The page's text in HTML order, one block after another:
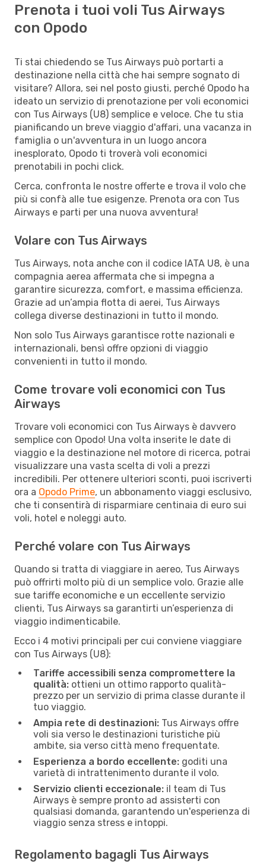
Prenota i tuoi voli Tus Airways
con Opodo
Ti stai chiedendo se Tus Airways può portarti a
destinazione nella città che hai sempre sognato di
visitare? Allora, sei nel posto giusti, perché Opodo ha
ideato un servizio di prenotazione per voli economici
con Tus Airways (U8) semplice e veloce. Che tu stia
pianificando un breve viaggio d'affari, una vacanza in
famiglia o un'avventura in un luogo ancora
inesplorato, Opodo ti troverà voli economici
prenotabili in pochi click.
Cerca, confronta le nostre offerte e trova il volo che
più si confà alle tue esigenze. Prenota ora con Tus
Airways e parti per una nuova avventura!
Volare con Tus Airways
Tus Airways, nota anche con il codice IATA U8, è una
compagnia aerea affermata che si impegna a
garantire sicurezza, comfort, e massima efficienza.
Grazie ad un’ampia flotta di aerei, Tus Airways
collega diverse destinazioni in tutto il mondo.
Non solo Tus Airways garantisce rotte nazionali e
internazionali, bensì offre opzioni di viaggio
convenienti in tutto il mondo.
Come trovare voli economici con Tus
Airways
Trovare voli economici con Tus Airways è davvero
semplice con Opodo! Una volta inserite le date di
viaggio e la destinazione nel motore di ricerca, potrai
visualizzare una vasta scelta di voli a prezzi
incredibili. Per ottenere ulteriori sconti, puoi iscriverti
ora a Opodo Prime, un abbonamento viaggi esclusivo,
che ti consentirà di risparmiare centinaia di euro sui
voli, hotel e noleggi auto.
Perché volare con Tus Airways
Quando si tratta di viaggiare in aereo, Tus Airways
può offrirti molto più di un semplice volo. Grazie alle
sue tariffe economiche e un eccellente servizio
clienti, Tus Airways sa garantirti un’esperienza di
viaggio indimenticabile.
Ecco i 4 motivi principali per cui conviene viaggiare
con Tus Airways (U8):
Tariffe accessibili senza compromettere la
qualità: ottieni un ottimo rapporto qualità-
prezzo per un servizio di prima classe durante il
tuo viaggio.
Ampia rete di destinazioni: Tus Airways offre
voli sia verso le destinazioni turistiche più
ambite, sia verso città meno frequentate.
Esperienza a bordo eccellente: goditi una
varietà di intrattenimento durante il volo.
Servizio clienti eccezionale: il team di Tus
Airways è sempre pronto ad assisterti con
qualsiasi domanda, garantendo un'esperienza di
viaggio senza stress e intoppi.
Regolamento bagagli Tus Airways